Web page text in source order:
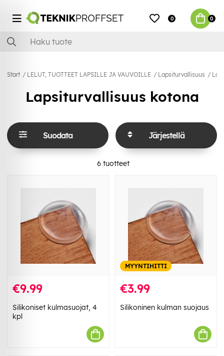
0 0
Start LELUT, TUOTTEET LAPSILLE JA VAUVOILLE Lapsiturvallisuus
Lapsiturvallisuus kotona
Suodata Järjestellä
6tuotteet
€9.99
Silikoniset kulmasuojat, 4
kpl
MYYNTIHITTI
€3.99
Silikoninen kulman suojaus